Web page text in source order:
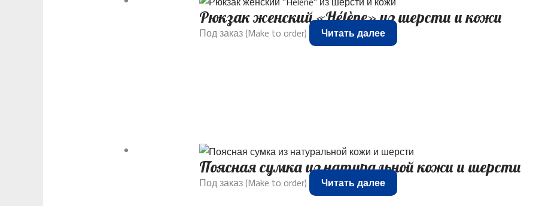
Рюкзак женский «Hélène» из шерсти и кожи
Под заказ (Make to order) Читать далее
Поясная сумка из натуральной кожи и шерсти
Под заказ (Make to order) Читать далее